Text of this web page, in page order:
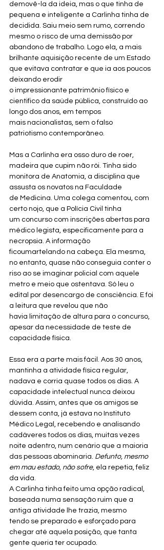
demovê-la da ideia, mas o que tinha de
pequena e inteligente a Carlinha tinha de
decidida. Saiu meio sem rumo, correndo
mesmo o risco de uma demissão por
abandono de trabalho. Logo ela, a mais
brilhante aquisição recente de um Estado
que evitava contratar e que ia aos poucos
deixando erodir
o impressionante patrimônio físico e
cientifico da saúde pública, construído ao
longo dos anos, em tempos
mais nacionalistas, sem o falso
patriotismo contemporâneo.
Mas a Carlinha era osso duro de roer,
madeira que cupim não rói. Tinha sido
monitora de Anatomia, a disciplina que
assusta os novatos na Faculdade
de Medicina. Uma colega comentou, com
certo nojo, que a Polícia Civil tinha
um concurso com inscrições abertas para
médico legista, especificamente para a
necropsia. A informação
ficoumartelando na cabeça. Ela mesma,
no entanto, quase não conseguia conter o
riso ao se imaginar policial com aquele
metro e meio que ostentava. Só leu o
edital por desencargo de consciência. E foi
a leitura que revelou que não
havia limitação de altura para o concurso,
apesar da necessidade de teste de
capacidade física.
Essa era a parte mais fácil. Aos 30 anos,
mantinha a atividade física regular,
nadava e corria quase todos os dias. A
capacidade intelectual nunca deixou
dúvida. Assim, antes que os amigos se
dessem conta, já estava no Instituto
Médico Legal, recebendo e analisando
cadáveres todos os dias, muitas vezes
noite adentro, num cenário que a maioria
das pessoas abominaria. Defunto, mesmo
em mau estado, não sofre, ela repetia, feliz
da vida.
A Carlinha tinha feito uma opção radical,
baseada numa sensação ruim que a
antiga atividade lhe trazia, mesmo
tendo se preparado e esforçado para
chegar até aquela posição, que tanta
gente queria ter ocupado.